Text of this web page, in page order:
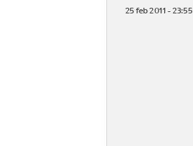
25 feb 2011 - 23:55